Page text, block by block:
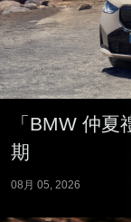
「BMW 仲
期
08月 05, 2026